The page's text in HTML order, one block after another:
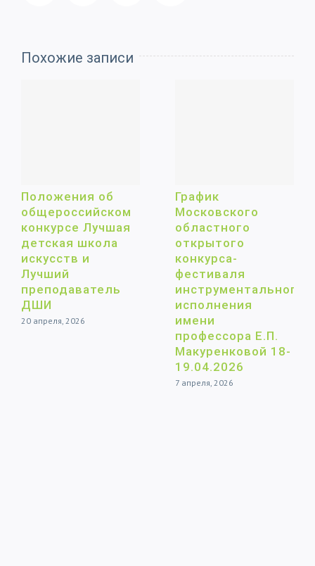
Похожие записи
Положения об
общероссийском
конкурсе Лучшая
детская школа
искусств и
Лучший
преподаватель
ДШИ
20 апреля, 2026
График
Московского
областного
открытого
конкурса-
фестиваля
инструментального
исполнения
имени
профессора Е.П.
Макуренковой 18-
19.04.2026
7 апреля, 2026